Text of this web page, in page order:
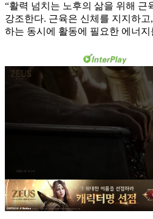
“활력 넘치는 노후의 삶을 위해 근
강조한다. 근육은 신체를 지지하
하는 동시에 활동에 필요한 에너